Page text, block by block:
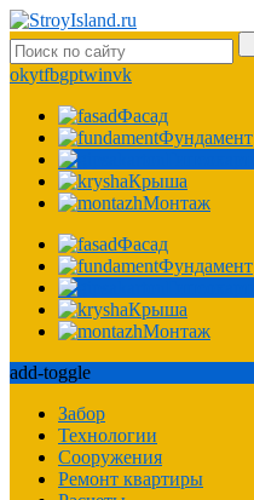
okytfbgptwinvk
Фасад
Фундамент
Крыша
Монтаж
Фасад
Фундамент
Крыша
Монтаж
add-toggle
Забор
Технологии
Сооружения
Ремонт квартиры